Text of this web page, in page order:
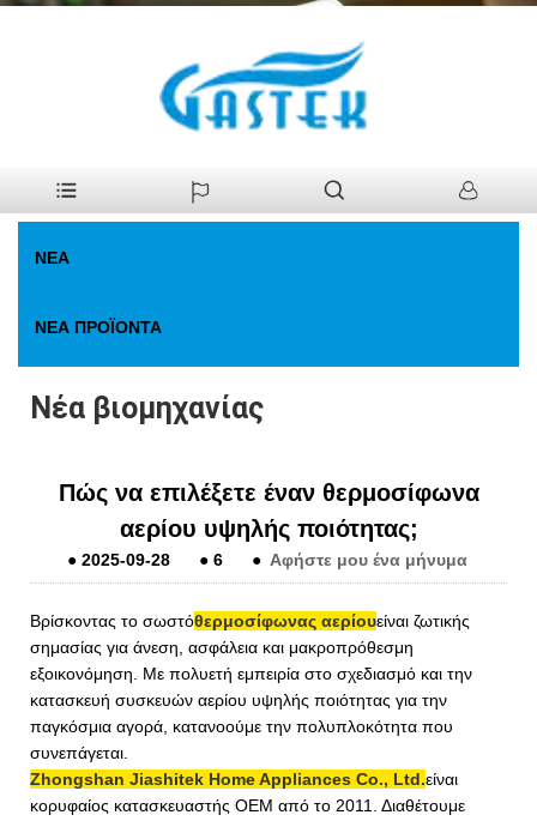
ΝΈΑ
ΝΈΑ ΠΡΟΪΌΝΤΑ
Νέα βιομηχανίας
Πώς να επιλέξετε έναν θερμοσίφωνα
αερίου υψηλής ποιότητας;
● 2025-09-28 ● 6 ● Αφήστε μου ένα μήνυμα
Βρίσκοντας το σωστόθερμοσίφωνας αερίουείναι ζωτικής
σημασίας για άνεση, ασφάλεια και μακροπρόθεσμη
εξοικονόμηση. Με πολυετή εμπειρία στο σχεδιασμό και την
κατασκευή συσκευών αερίου υψηλής ποιότητας για την
παγκόσμια αγορά, κατανοούμε την πολυπλοκότητα που
συνεπάγεται.
Zhongshan Jiashitek Home Appliances Co., Ltd.είναι
κορυφαίος κατασκευαστής OEM από το 2011. Διαθέτουμε